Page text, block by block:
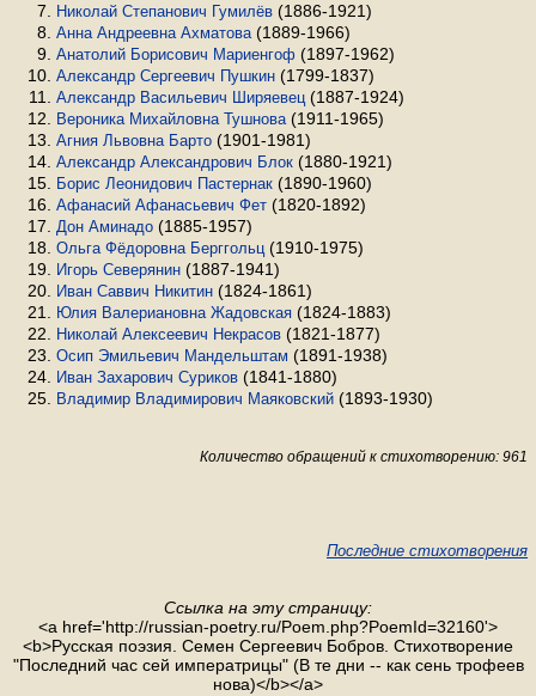
Николай Степанович Гумилёв (1886-1921)
Анна Андреевна Ахматова (1889-1966)
Анатолий Борисович Мариенгоф (1897-1962)
Александр Сергеевич Пушкин (1799-1837)
Александр Васильевич Ширяевец (1887-1924)
Вероника Михайловна Тушнова (1911-1965)
Агния Львовна Барто (1901-1981)
Александр Александрович Блок (1880-1921)
Борис Леонидович Пастернак (1890-1960)
Афанасий Афанасьевич Фет (1820-1892)
Дон Аминадо (1885-1957)
Ольга Фёдоровна Берггольц (1910-1975)
Игорь Северянин (1887-1941)
Иван Саввич Никитин (1824-1861)
Юлия Валериановна Жадовская (1824-1883)
Николай Алексеевич Некрасов (1821-1877)
Осип Эмильевич Мандельштам (1891-1938)
Иван Захарович Суриков (1841-1880)
Владимир Владимирович Маяковский (1893-1930)
Количество обращений к стихотворению: 961
Последние стихотворения
Ссылка на эту страницу:
<a href='http://russian-poetry.ru/Poem.php?PoemId=32160'>
<b>Русская поэзия. Семен Сергеевич Бобров. Стихотворение
"Последний час сей императрицы" (В те дни -- как сень трофеев
нова)</b></a>